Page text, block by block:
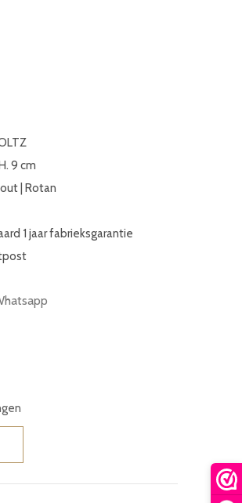
9 cm
| Rotan
1 jaar fabrieksgarantie